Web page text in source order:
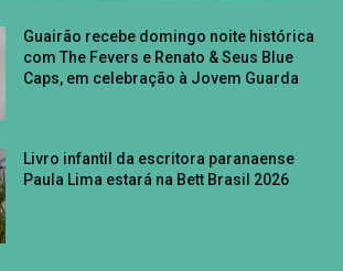
Guairão recebe domingo noite histórica
com The Fevers e Renato & Seus Blue
Caps, em celebração à Jovem Guarda
Livro infantil da escritora paranaense
Paula Lima estará na Bett Brasil 2026